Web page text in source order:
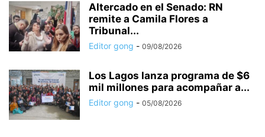
Altercado en el Senado: RN
remite a Camila Flores a
Tribunal...
Editor gong - 09/08/2026
Los Lagos lanza programa de $6
mil millones para acompañar a...
Editor gong - 05/08/2026